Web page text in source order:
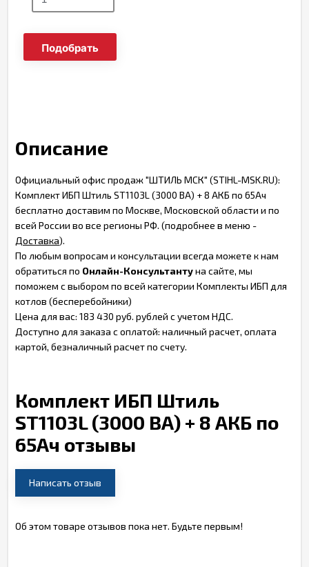
Подобрать
Описание
Официальный офис продаж "ШТИЛЬ МСК" (STIHL-MSK.RU):
Комплект ИБП Штиль ST1103L (3000 ВА) + 8 АКБ по 65Ач
бесплатно доставим по Москве, Московской области и по
всей России во все регионы РФ. (подробнее в меню -
Доставка).
По любым вопросам и консультации всегда можете к нам
обратиться по Онлайн-Консультантуна сайте, мы
поможем с выбором по всей категории Комплекты ИБП для
котлов (бесперебойники)
Цена для вас: 183 430 руб. рублей с учетом НДС.
Доступно для заказа с оплатой: наличный расчет, оплата
картой, безналичный расчет по счету.
Комплект ИБП Штиль
ST1103L (3000 ВА) + 8 АКБ по
65Ач отзывы
Написать отзыв
Об этом товаре отзывов пока нет. Будьте первым!